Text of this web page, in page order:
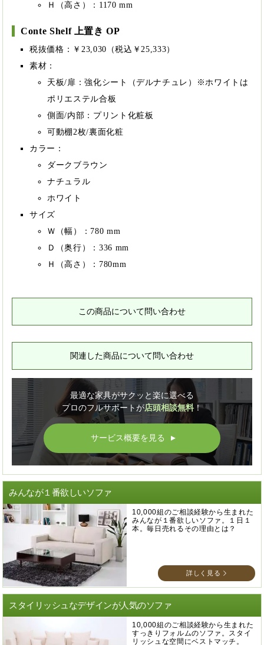
Ｈ（高さ）：1170 mm
Conte Shelf 上置き OP
税抜価格：￥23,030（税込￥25,333）
素材：
天板/扉：強化シート（デルナチュレ）※ホワイトは
ポリエステル合板
側面/内部：プリント化粧板
可動棚2枚/裏面化粧
カラー：
ダークブラウン
ナチュラル
ホワイト
サイズ
Ｗ（幅）：780 mm
Ｄ（奥行）：336 mm
Ｈ（高さ）：780mm
この商品について問い合わせ
関連した商品について問い合わせ
最適な家具がサクッと楽に選べる
プロのフルサポートが店頭相談無料！
サービス概要を見る ▲
みんなが１番欲しいソファ
10,000組のご相談経験から生まれた
みんなが１番欲しいソファ。１日１
本。毎日売れるその理由とは？
詳しく見る
スタイリッシュなデザインが人気のソファ
10,000組のご相談経験から生まれた
すっきりフォルムのソファ。スタイ
リッシュな空間にベストマッチ。